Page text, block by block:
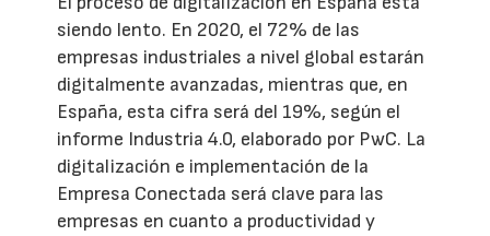
siendo lento. En 2020, el 72% de las
empresas industriales a nivel global estarán
digitalmente avanzadas, mientras que, en
España, esta cifra será del 19%, según el
informe Industria 4.0, elaborado por PwC. La
digitalización e implementación de la
Empresa Conectada será clave para las
empresas en cuanto a productividad y